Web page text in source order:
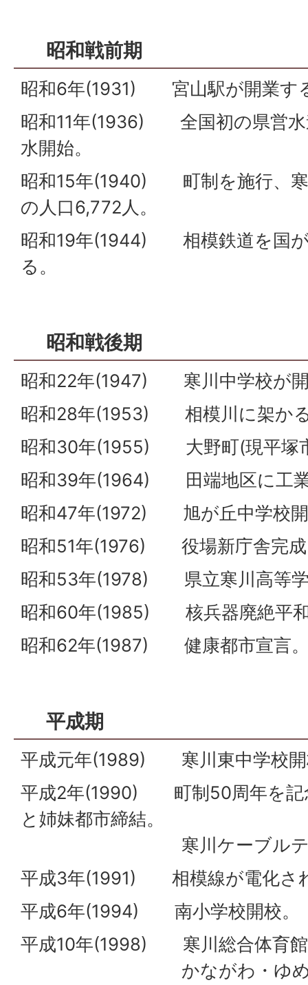
昭和戦前期
昭和6年(1931) 宮山駅が開業す
昭和11年(1936) 全国初の県営水
水開始。
昭和15年(1940) 町制を施行、寒
の人口6,772人。
昭和19年(1944) 相模鉄道を国が
る。
昭和戦後期
昭和22年(1947) 寒川中学校が
昭和28年(1953) 相模川に架かる
昭和30年(1955) 大野町(現平塚
昭和39年(1964) 田端地区に工業
昭和47年(1972) 旭が丘中学校
昭和51年(1976) 役場新庁舎完
昭和53年(1978) 県立寒川高等学
昭和60年(1985) 核兵器廃絶平和
昭和62年(1987) 健康都市宣言
平成期
平成元年(1989) 寒川東中学校開
平成2年(1990) 町制50周年を記
と姉妹都市締結。
寒川ケーブルテレ
平成3年(1991) 相模線が電化さ
平成6年(1994) 南小学校開校。
平成10年(1998) 寒川総合体育館
かながわ・ゆめ国体